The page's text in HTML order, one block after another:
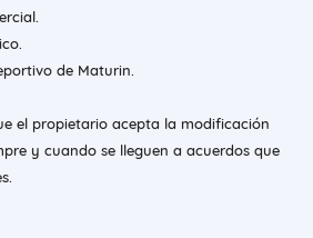
de Maturin.
el propietario acepta la modificación
y cuando se lleguen a acuerdos que